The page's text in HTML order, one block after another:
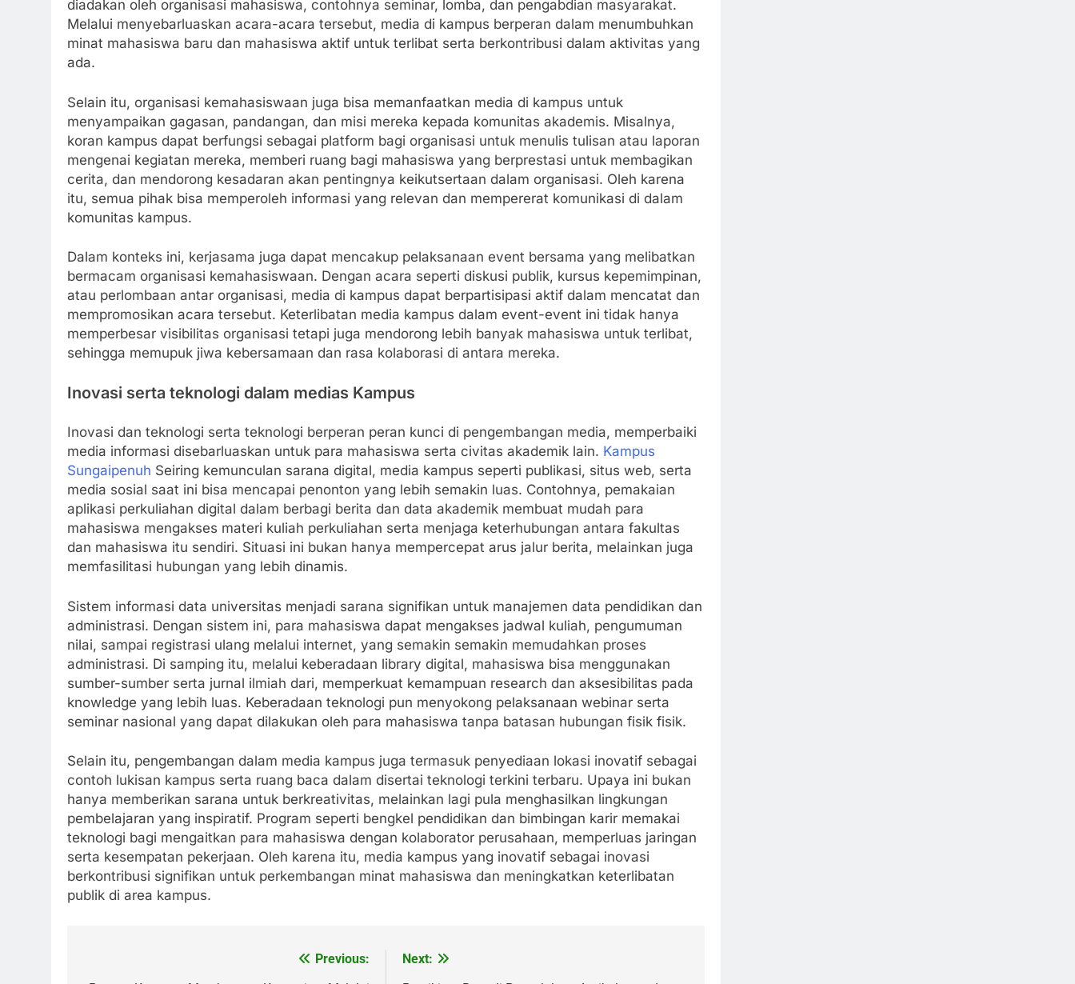
diadakan oleh organisasi mahasiswa, contohnya seminar, lomba, dan pengabdian masyarakat.
Melalui menyebarluaskan acara-acara tersebut, media di kampus berperan dalam menumbuhkan
minat mahasiswa baru dan mahasiswa aktif untuk terlibat serta berkontribusi dalam aktivitas yang
ada.
Selain itu, organisasi kemahasiswaan juga bisa memanfaatkan media di kampus untuk
menyampaikan gagasan, pandangan, dan misi mereka kepada komunitas akademis. Misalnya,
koran kampus dapat berfungsi sebagai platform bagi organisasi untuk menulis tulisan atau laporan
mengenai kegiatan mereka, memberi ruang bagi mahasiswa yang berprestasi untuk membagikan
cerita, dan mendorong kesadaran akan pentingnya keikutsertaan dalam organisasi. Oleh karena
itu, semua pihak bisa memperoleh informasi yang relevan dan mempererat komunikasi di dalam
komunitas kampus.
Dalam konteks ini, kerjasama juga dapat mencakup pelaksanaan event bersama yang melibatkan
bermacam organisasi kemahasiswaan. Dengan acara seperti diskusi publik, kursus kepemimpinan,
atau perlombaan antar organisasi, media di kampus dapat berpartisipasi aktif dalam mencatat dan
mempromosikan acara tersebut. Keterlibatan media kampus dalam event-event ini tidak hanya
memperbesar visibilitas organisasi tetapi juga mendorong lebih banyak mahasiswa untuk terlibat,
sehingga memupuk jiwa kebersamaan dan rasa kolaborasi di antara mereka.
Inovasi serta teknologi dalam medias Kampus
Inovasi dan teknologi serta teknologi berperan peran kunci di pengembangan media, memperbaiki
media informasi disebarluaskan untuk para mahasiswa serta civitas akademik lain. Kampus
Sungaipenuh Seiring kemunculan sarana digital, media kampus seperti publikasi, situs web, serta
media sosial saat ini bisa mencapai penonton yang lebih semakin luas. Contohnya, pemakaian
aplikasi perkuliahan digital dalam berbagi berita dan data akademik membuat mudah para
mahasiswa mengakses materi kuliah perkuliahan serta menjaga keterhubungan antara fakultas
dan mahasiswa itu sendiri. Situasi ini bukan hanya mempercepat arus jalur berita, melainkan juga
memfasilitasi hubungan yang lebih dinamis.
Sistem informasi data universitas menjadi sarana signifikan untuk manajemen data pendidikan dan
administrasi. Dengan sistem ini, para mahasiswa dapat mengakses jadwal kuliah, pengumuman
nilai, sampai registrasi ulang melalui internet, yang semakin semakin memudahkan proses
administrasi. Di samping itu, melalui keberadaan library digital, mahasiswa bisa menggunakan
sumber-sumber serta jurnal ilmiah dari, memperkuat kemampuan research dan aksesibilitas pada
knowledge yang lebih luas. Keberadaan teknologi pun menyokong pelaksanaan webinar serta
seminar nasional yang dapat dilakukan oleh para mahasiswa tanpa batasan hubungan fisik fisik.
Selain itu, pengembangan dalam media kampus juga termasuk penyediaan lokasi inovatif sebagai
contoh lukisan kampus serta ruang baca dalam disertai teknologi terkini terbaru. Upaya ini bukan
hanya memberikan sarana untuk berkreativitas, melainkan lagi pula menghasilkan lingkungan
pembelajaran yang inspiratif. Program seperti bengkel pendidikan dan bimbingan karir memakai
teknologi bagi mengaitkan para mahasiswa dengan kolaborator perusahaan, memperluas jaringan
serta kesempatan pekerjaan. Oleh karena itu, media kampus yang inovatif sebagai inovasi
berkontribusi signifikan untuk perkembangan minat mahasiswa dan meningkatkan keterlibatan
publik di area kampus.
Previous:
Next: